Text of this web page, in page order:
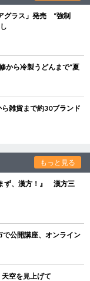
グラス」発売 “強制
から冷製うどんまで“夏
雑貨まで約30ブランド
もっと見る
ず、漢方！』 漢方三
公開講座、オンライン
空を見上げて